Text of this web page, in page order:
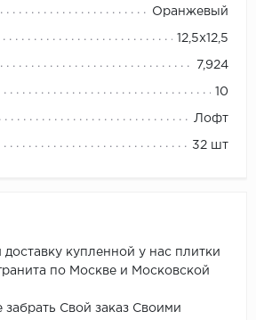
Оранжевый
12,5x12,5
7,924
10
Лофт
32 шт
купленной у нас плитки
по Москве и Московской
Свой заказ Своими